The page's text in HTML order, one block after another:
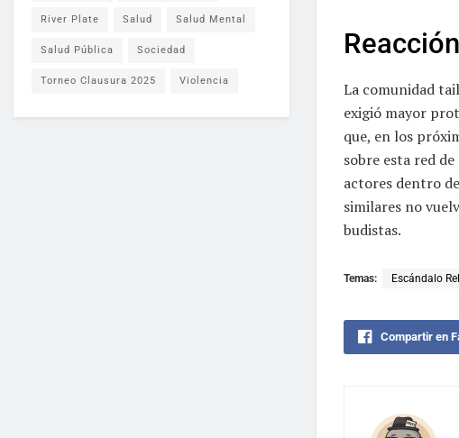
La comunidad
exigió mayor
que, en los
sobre esta red
actores dentro
similares no
budistas.
Temas: Escándalo
Compartir en
River Plate Salud Salud Mental
Salud Pública Sociedad
Torneo Clausura 2025 Violencia